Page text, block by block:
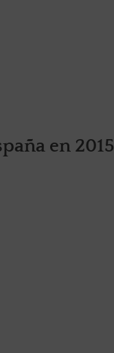
en 2015